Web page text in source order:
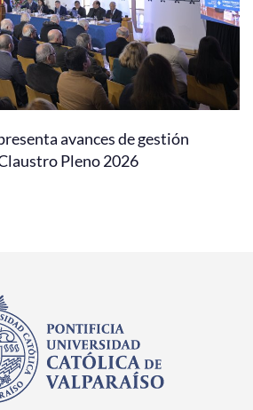
avances de gestión
Pleno 2026